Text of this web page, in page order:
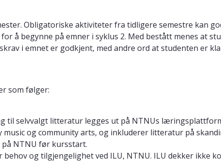
Obligatoriske aktiviteter fra tidligere semestre kan
å begynne på emner i syklus 2. Med bestått menes at
i emnet er godkjent, med andre ord at studenten er
som følger:
til selvvalgt litteratur legges ut på NTNUs
og community arts, og inkluderer litteratur på
NTNU før kursstart.
og tilgjengelighet ved ILU, NTNU. ILU dekker ikke